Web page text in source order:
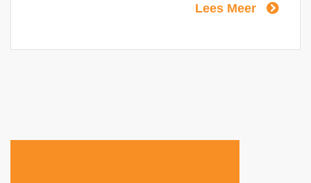
rijke smaak. De naam Bairsto is een
Barista; een expert op het gebied van koffie.
Lees Meer